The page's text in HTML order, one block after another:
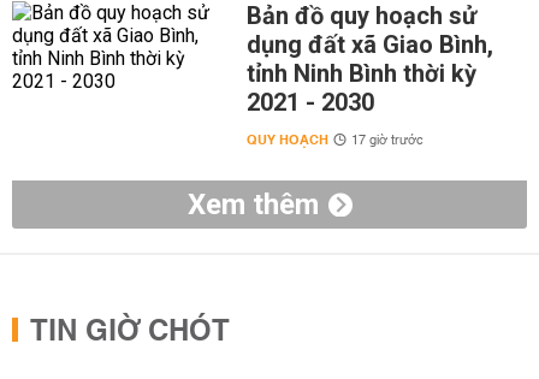
Bản đồ quy hoạch sử
dụng đất xã Giao Bình,
tỉnh Ninh Bình thời kỳ
2021 - 2030
QUY HOẠCH 17 giờ trước
Xem thêm
TIN GIỜ CHÓT